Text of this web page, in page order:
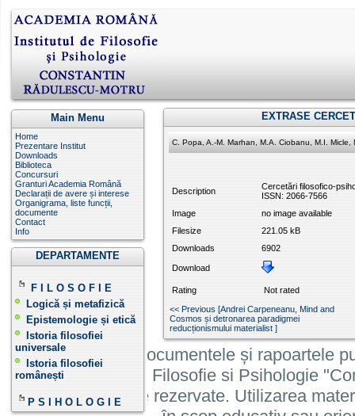
Main Menu
Home
Prezentare Institut
Downloads
Biblioteca
Concursuri
Granturi Academia Română
Declarații de avere și interese
Organigrama, liste funcții,
documente
Contact
Info
DEPARTAMENTE
F I L O S O F I E
Logică și metafizică
Epistemologie și etică
Istoria filosofiei
universale
Istoria filosofiei
românești
P S I H O L O G I E
EXTRASE
C. Popa, A.-M. Marhan, M.A. Ciobanu, M.I. Micle,
Description
Cercetări filosofico-
ISSN: 2066-7566
Image
no image available
Filesize
221.05 kB
Downloads
6902
Download
Rating
Not rated
<< Previous [Andrei Carpeneanu, Mind and
Cosmos și detronarea paradigmei
reducționismului materialist ]
Informatiile, documentele și rapoartele
Institutului de Filosofie si Psihologie
cu toate drepturile rezervate. Utilizarea